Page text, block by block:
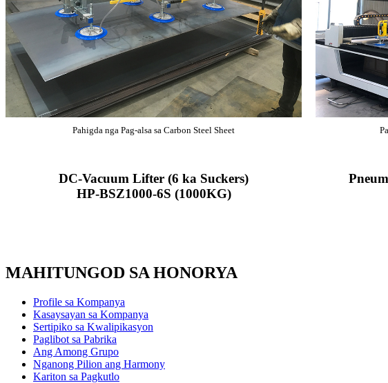
Pahigda nga Pag-alsa sa Carbon Steel Sheet
DC-Vacuum Lifter (6 ka Suckers)
HP-BSZ1000-6S (1000KG)
MAHITUNGOD SA HONORYA
Profile sa Kompanya
Kasaysayan sa Kompanya
Sertipiko sa Kwalipikasyon
Paglibot sa Pabrika
Ang Among Grupo
Nganong Pilion ang Harmony
Kariton sa Pagkutlo